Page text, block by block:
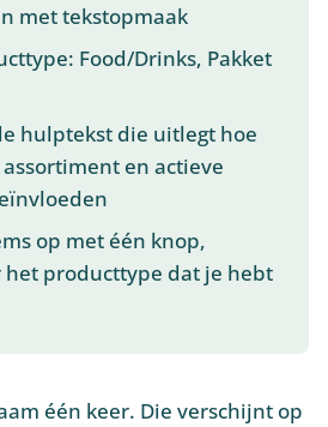
met tekstopmaak
Food/Drinks, Pakket
hulptekst die uitlegt hoe
en actieve
op met één knop,
producttype dat je hebt
één keer. Die verschijnt op